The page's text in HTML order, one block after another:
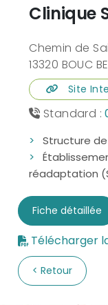
Clinique
Chemin de
13320 BOUC
Site
Standard :
Structure
réadaptation
Retour
Fiche détaillée
Télécharger